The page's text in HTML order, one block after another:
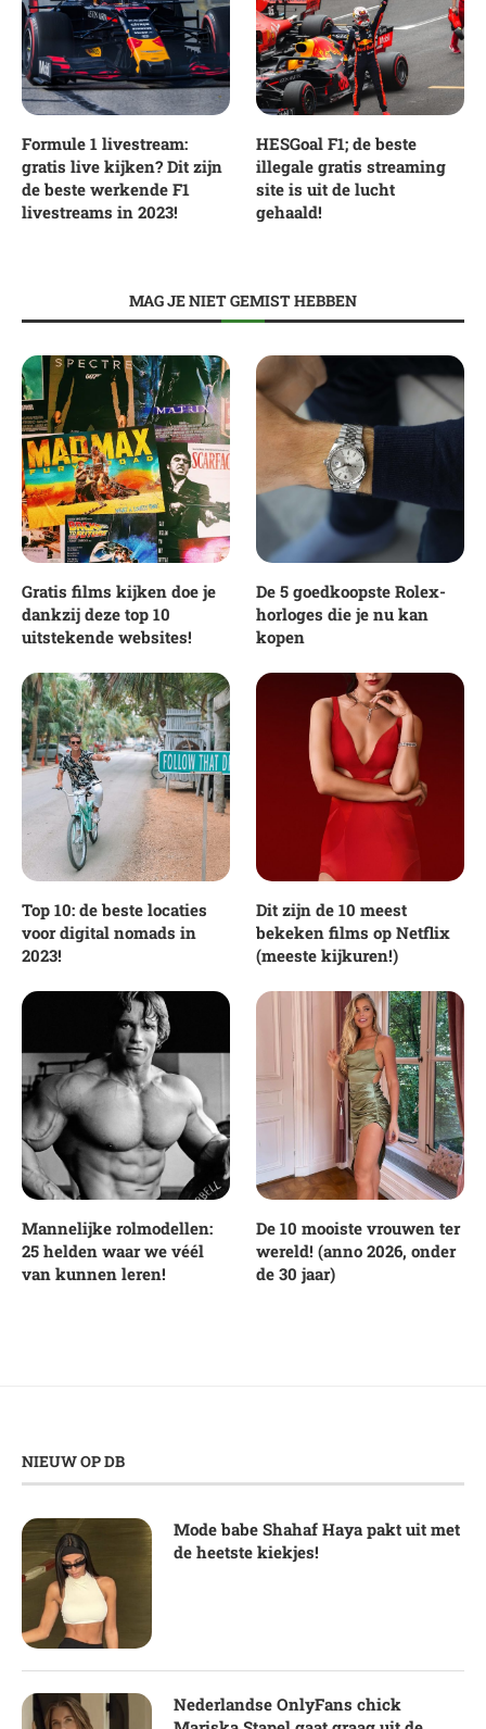
Formule 1 livestream:
gratis live kijken? Dit zijn
de beste werkende F1
livestreams in 2023!
HESGoal F1; de beste
illegale gratis streaming
site is uit de lucht
gehaald!
MAG JE NIET GEMIST HEBBEN
Gratis films kijken doe je
dankzij deze top 10
uitstekende websites!
De 5 goedkoopste Rolex-
horloges die je nu kan
kopen
Top 10: de beste locaties
voor digital nomads in
2023!
Dit zijn de 10 meest
bekeken films op Netflix
(meeste kijkuren!)
Mannelijke rolmodellen:
25 helden waar we véél
van kunnen leren!
De 10 mooiste vrouwen ter
wereld! (anno 2026, onder
de 30 jaar)
NIEUW OP DB
Mode babe Shahaf Haya pakt uit met
de heetste kiekjes!
Nederlandse OnlyFans chick